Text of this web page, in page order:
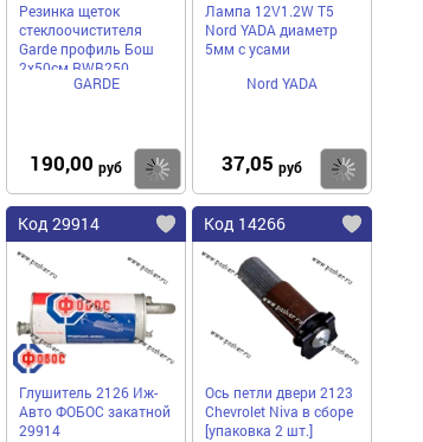
Резинка щеток
стеклоочистителя
Garde профиль Бош
2х50см RWB250
GARDE
190,00 руб Купить
Лампа 12V1.2W Т5
Nord YADA диаметр
5мм с усами
Nord YADA
37,05 руб
Код 29914
Глушитель 2126 Иж-
Авто ФОБОС закатной
29914
Код 14266
Ось петли двери 2123
Chevrolet Niva в сборе
[упаковка 2 шт.]